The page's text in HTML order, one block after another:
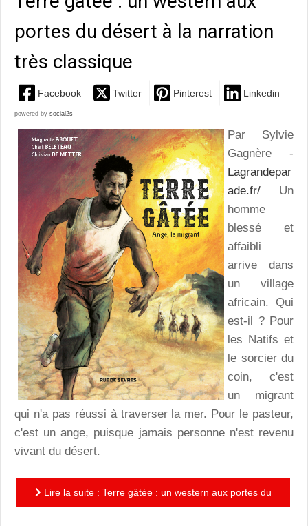
portes du désert à la narration
très classique
Facebook Twitter Pinterest Linkedin
powered by social2s
Par Sylvie
Gagnère -
Lagrandepar
ade.fr/ Un
homme
blessé et
affaibli
arrive dans
un village
africain. Qui
est-il ? Pour
les Natifs et
le sorcier du
coin, c'est
un migrant
qui n'a pas réussi à traverser la mer. Pour le pasteur,
c'est un ange, puisque jamais personne n'est revenu
vivant du désert.
Lire la suite : Terre gâtée : un western aux portes du